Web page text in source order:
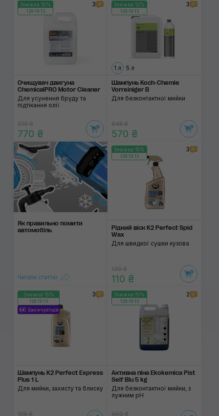
Знижка 15%
129:19:13
3
Очищувач двигуна
ChemicalPRO Motor Cleaner
Для усунення бруду та
підтікання олії
910 ₴
770 ₴
Знижка 12%
129:19:13
3
1 л 5 л
Шампунь Koch-Chemie
Vorreiniger В
Для безконтактної мийки
645 ₴
570 ₴
Як правильно помити
автомобіль
Читати статтю
Знижка 15%
129:19:13
3
Рідкий віск K2 Perfect Spid
Wax
Для швидкої сушки кузова
130 ₴
110 ₴
Знижка 15%
129:19:13
Закінчується
3
Шампунь K2 Perfect Express
Plus 1 L
Для мийки, захисту та блиску
105 ₴
Знижка 15%
129:19:13
2
Активна піна Ekokemica Pist
Self Blu 5 kg
Для безконтактної мийки, з
лужним pH
900 ₴